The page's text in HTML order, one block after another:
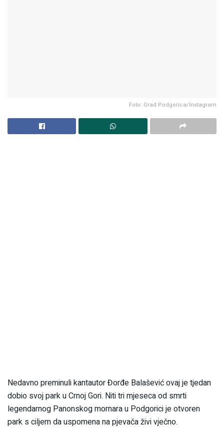
Foto: Grad Podgorica/Instagram
Nedavno preminuli kantautor Đorđe Balašević ovaj je tjedan
dobio svoj park u Crnoj Gori. Niti tri mjeseca od smrti
legendarnog Panonskog mornara u Podgorici je otvoren
park s ciljem da uspomena na pjevača živi vječno.